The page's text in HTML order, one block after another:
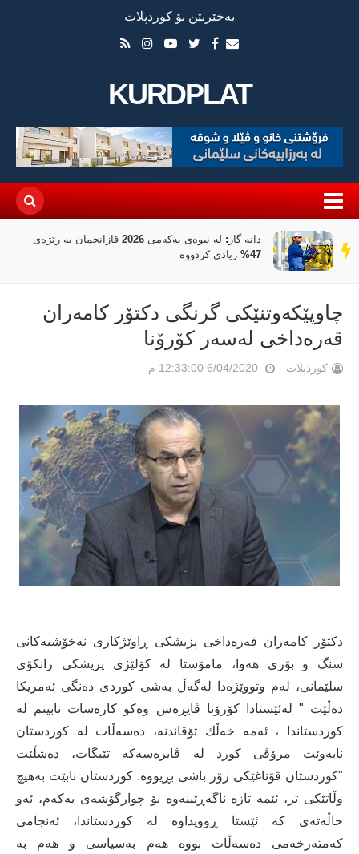
بەخێربێن بۆ کوردپلات
KURDPLAT
سەر
دێڕ
دانە گاز: لە نیوەی یەکەمی 2026 قازانجمان بە رێژەی
47% زیادی کردووە
چاوپێكەوتنێكی گرنگی دكتۆر كامەران
قەرەداخی لەسەر كۆرۆنا
کوردپلات 6/04/2020 12:33:00 م
دکتۆر کامەران قەرەداخی پزیشکی ڕاوێژکاری نەخۆشیەکانی
سنگ و بۆری هەوا، مامۆستا لە کۆلێژی پزیشکی زانکۆی
سلێمانی، له‌م وتووێژه‌دا له‌گه‌ڵ به‌شی كوردی ده‌نگی ئه‌مریكا
ده‌ڵێت " له‌ئێستادا كۆرۆنا ڤایڕه‌س وه‌كو كاره‌سات نابینم له‌
كوردستاندا ، ئه‌مه‌ خه‌ڵك تۆقاندنه‌، ده‌سه‌ڵات له‌ كوردستان
نایه‌وێت مرۆڤی كورد له‌ ڤایره‌سه‌كه‌ تێبگات، ده‌شڵێت
"كوردستان قۆناغێكی زۆر باشی بڕیووه‌. كوردستان نابێت به‌هیچ
وڵاتێكی تر، ئێمه‌ تازه‌ ناگه‌ڕێینه‌وه‌ بۆ چوارگۆشه‌ی یه‌كه‌م، ئه‌و
حاڵه‌ته‌ی كه‌ ئێستا ڕوویداوه‌ له‌ كوردستاندا، ئه‌نجامی
كه‌مته‌رخه‌می ده‌سه‌ڵات بووه‌ هه‌م به‌سیاسی و هه‌م به‌